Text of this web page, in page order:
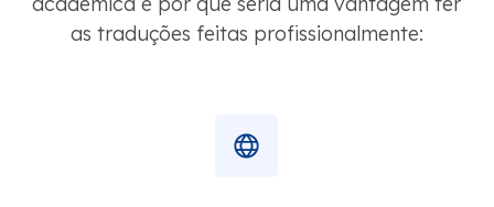
as traduções feitas profissionalmente: